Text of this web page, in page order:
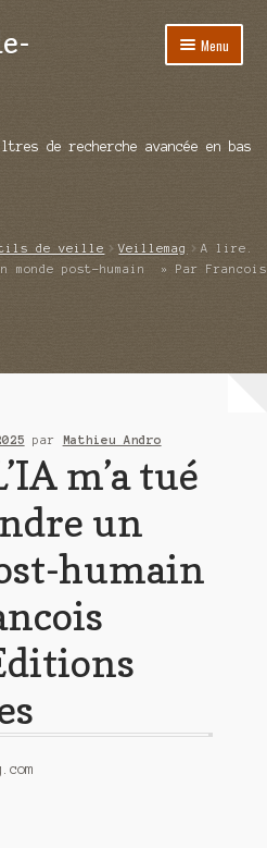
Menu
Ouvrir
de recherche avancée en bas
de veille Veillemag
A lire.
monde post-humain » Par Francois
par Mathieu Andro
m’a tué
un
humain